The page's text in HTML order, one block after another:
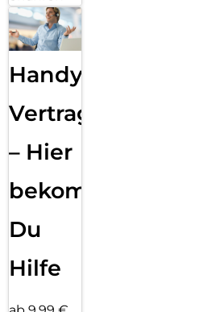
Handy
Vertragsabwicklung
– Hier
bekommst
Du
Hilfe